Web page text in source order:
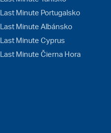
Last Minute Portugalsko
Last Minute Albánsko
Last Minute Cyprus
Last Minute Čierna Hora